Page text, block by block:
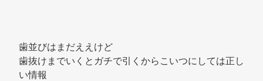
歯並びはまだええけど
歯抜けまでいくとガチで引くからこいつにしては正し
い情報